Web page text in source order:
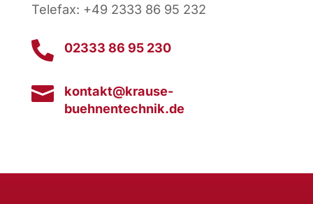
Telefax: +49 2333 86 95 232
 02333 86 95 230

kontakt@krause-
buehnentechnik.de